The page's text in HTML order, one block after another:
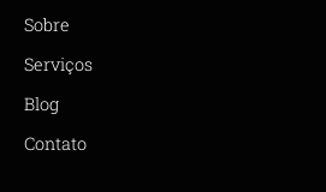
Sobre
Serviços
Blog
Contato